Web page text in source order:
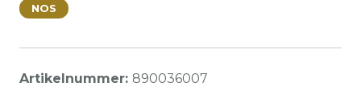
NOS
Artikelnummer: 890036007